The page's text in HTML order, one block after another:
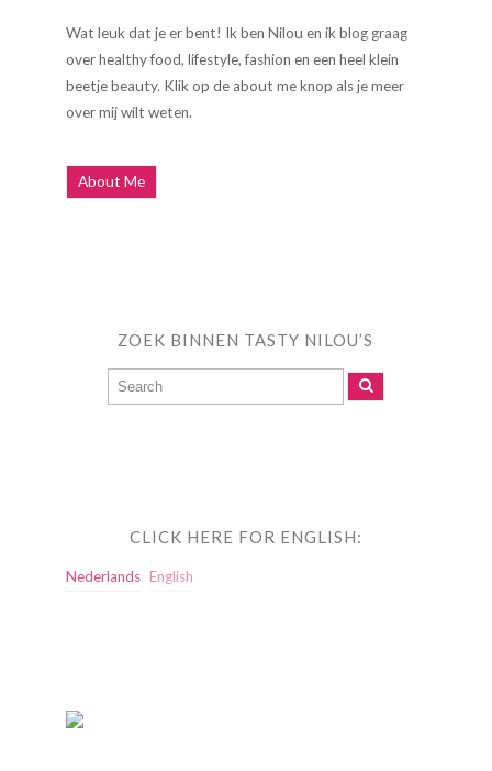
Wat leuk dat je er bent! Ik ben Nilou en ik blog graag
over healthy food, lifestyle, fashion en een heel klein
beetje beauty. Klik op de about me knop als je meer
over mij wilt weten.
About Me
ZOEK BINNEN TASTY NILOU’S
CLICK HERE FOR ENGLISH:
Nederlands English